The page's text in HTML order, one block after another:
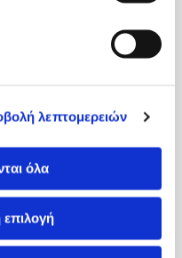
λεπτομερειών
όλα
επιλογή
των σκευών χρήσης,
ξηρούς καρπούς
λήξης